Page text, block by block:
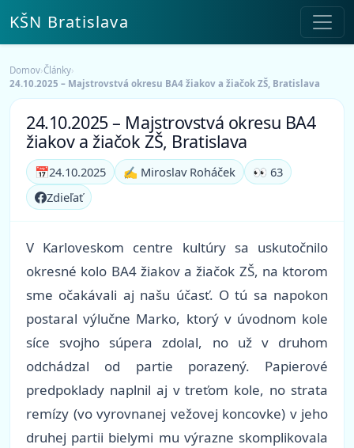
KŠN Bratislava
Domov›Články›
24.10.2025 – Majstrovstvá okresu BA4 žiakov a žiačok ZŠ, Bratislava
24.10.2025 – Majstrovstvá okresu BA4
žiakov a žiačok ZŠ, Bratislava
📅24.10.2025 ✍️ Miroslav Roháček
👀 63
Zdieľať
V Karloveskom centre kultúry sa uskutočnilo
okresné kolo BA4 žiakov a žiačok ZŠ, na ktorom
sme očakávali aj našu účasť. O tú sa napokon
postaral výlučne Marko, ktorý v úvodnom kole
síce svojho súpera zdolal, no už v druhom
odchádzal od partie porazený. Papierové
predpoklady naplnil aj v treťom kole, no strata
remízy (vo vyrovnanej vežovej koncovke) v jeho
druhej partii bielymi mu výrazne skomplikovala